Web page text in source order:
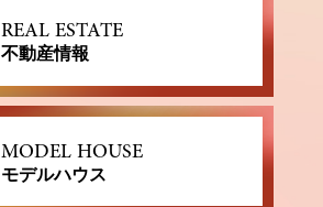
REAL ESTATE
不動産情報
MODEL HOUSE
モデルハウス